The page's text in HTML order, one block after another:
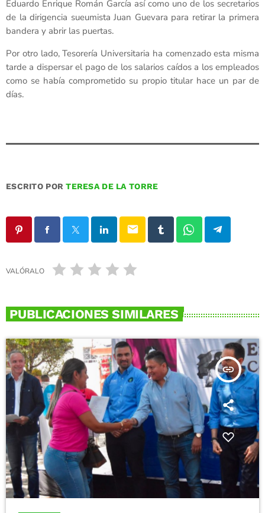
Eduardo Enrique Román García así como uno de los secretarios
de la dirigencia sueumista Juan Guevara para retirar la primera
bandera y abrir las puertas.
Por otro lado, Tesorería Universitaria ha comenzado esta misma
tarde a dispersar el pago de los salarios caídos a los empleados
como se había comprometido su propio titular hace un par de
días.
ESCRITO PORTERESA DE LA TORRE
email
VALÓRALO
PUBLICACIONES SIMILARES
insert_link